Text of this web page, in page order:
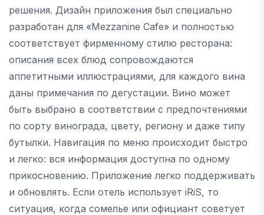
решения. Дизайн приложения был специально
разработан для «Mezzanine Cafe» и полностью
соответствует фирменному стилю ресторана:
описания всех блюд сопровождаются
аппетитными иллюстрациями, для каждого вина
даны примечания по дегустации. Вино может
быть выбрано в соответствии с предпочтениями
по сорту винограда, цвету, региону и даже типу
бутылки. Навигация по меню происходит быстро
и легко: вся информация доступна по одному
прикосновению. Приложение легко поддерживать
и обновлять. Если отель использует iRiS, то
ситуация, когда сомелье или официант советует